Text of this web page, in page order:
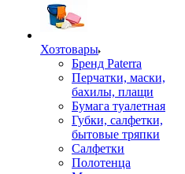
Хозтовары
Бренд Paterra
Перчатки, маски,
бахилы, плащи
Бумага туалетная
Губки, салфетки,
бытовые тряпки
Салфетки
Полотенца